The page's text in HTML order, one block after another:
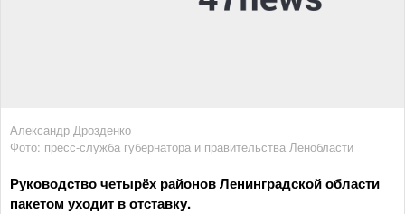
Александр Дрозденко
Фото: пресс-служба губернатора и правительства Ленобласти
Руководство четырёх районов Ленинградской области
пакетом уходит в отставку.